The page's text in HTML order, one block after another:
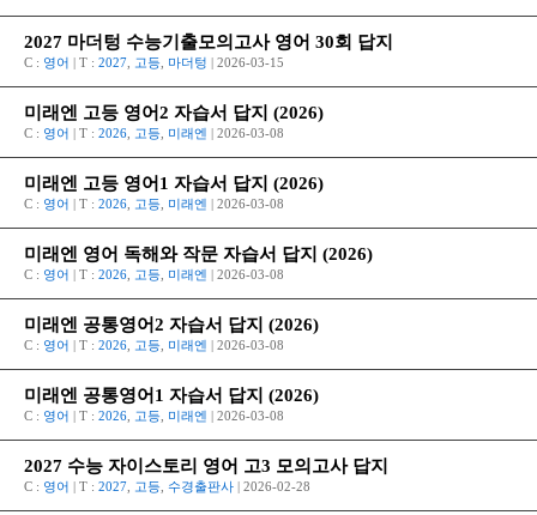
2027 마더텅 수능기출모의고사 영어 30회 답지
C : 영어 | T : 2027 고등 마더텅 | 2026-03-15
미래엔 고등 영어2 자습서 답지 (2026)
C : 영어 | T : 2026 고등 미래엔 | 2026-03-08
미래엔 고등 영어1 자습서 답지 (2026)
C : 영어 | T : 2026 고등 미래엔 | 2026-03-08
미래엔 영어 독해와 작문 자습서 답지 (2026)
C : 영어 | T : 2026 고등 미래엔 | 2026-03-08
미래엔 공통영어2 자습서 답지 (2026)
C : 영어 | T : 2026 고등 미래엔 | 2026-03-08
미래엔 공통영어1 자습서 답지 (2026)
C : 영어 | T : 2026 고등 미래엔 | 2026-03-08
2027 수능 자이스토리 영어 고3 모의고사 답지
C : 영어 | T : 2027 고등 수경출판사 | 2026-02-28